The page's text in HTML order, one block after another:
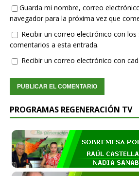
Guarda mi nombre, correo
navegador para la próxima vez que
Recibir un correo electrónico con los
comentarios a esta entrada.
Recibir un correo electrónico con
PROGRAMAS REGENERACIÓN TV